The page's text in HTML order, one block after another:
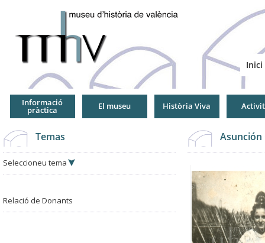
Inici
Informació
pràctica El museu Història Viva
Temas
Seleccioneu tema
Relació de Donants
Asunción